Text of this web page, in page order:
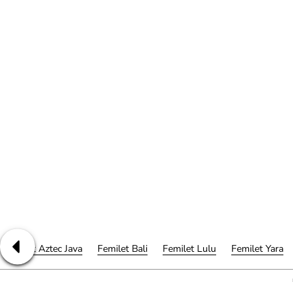
Femilet Aztec Java Femilet Bali Femilet Lulu Femilet Yara